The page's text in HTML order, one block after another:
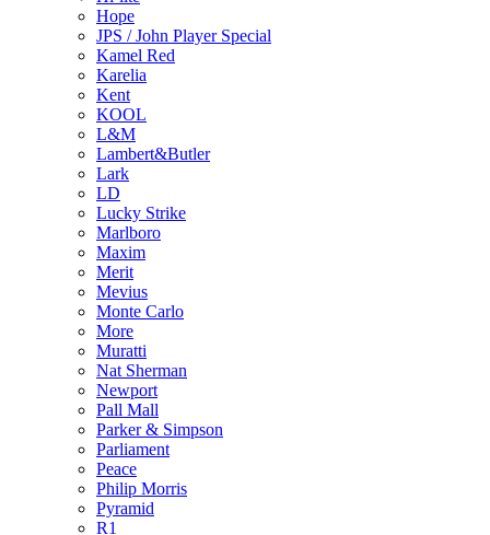
Hope
JPS / John Player Special
Kamel Red
Karelia
Kent
KOOL
L&M
Lambert&Butler
Lark
LD
Lucky Strike
Marlboro
Maxim
Merit
Mevius
Monte Carlo
More
Muratti
Nat Sherman
Newport
Pall Mall
Parker & Simpson
Parliament
Peace
Philip Morris
Pyramid
R1